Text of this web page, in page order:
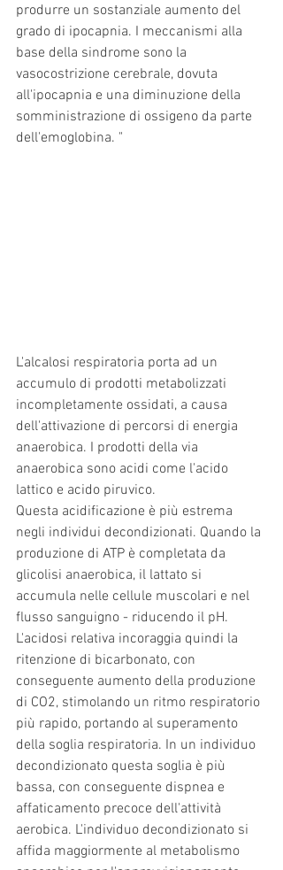
produrre un sostanziale aumento del
grado di ipocapnia. I meccanismi alla
base della sindrome sono la
vasocostrizione cerebrale, dovuta
all'ipocapnia e una diminuzione della
somministrazione di ossigeno da parte
dell'emoglobina. "
L'alcalosi respiratoria porta ad un
accumulo di prodotti metabolizzati
incompletamente ossidati, a causa
dell'attivazione di percorsi di energia
anaerobica. I prodotti della via
anaerobica sono acidi come l'acido
lattico e acido piruvico.
Questa acidificazione è più estrema
negli individui decondizionati. Quando la
produzione di ATP è completata da
glicolisi anaerobica, il lattato si
accumula nelle cellule muscolari e nel
flusso sanguigno - riducendo il pH.
L'acidosi relativa incoraggia quindi la
ritenzione di bicarbonato, con
conseguente aumento della produzione
di CO2, stimolando un ritmo respiratorio
più rapido, portando al superamento
della soglia respiratoria. In un individuo
decondizionato questa soglia è più
bassa, con conseguente dispnea e
affaticamento precoce dell'attività
aerobica. L'individuo decondizionato si
affida maggiormente al metabolismo